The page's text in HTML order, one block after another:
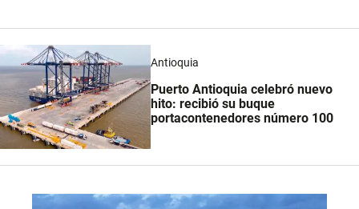
Antioquia
Puerto Antioquia celebró nuevo
hito: recibió su buque
portacontenedores número 100